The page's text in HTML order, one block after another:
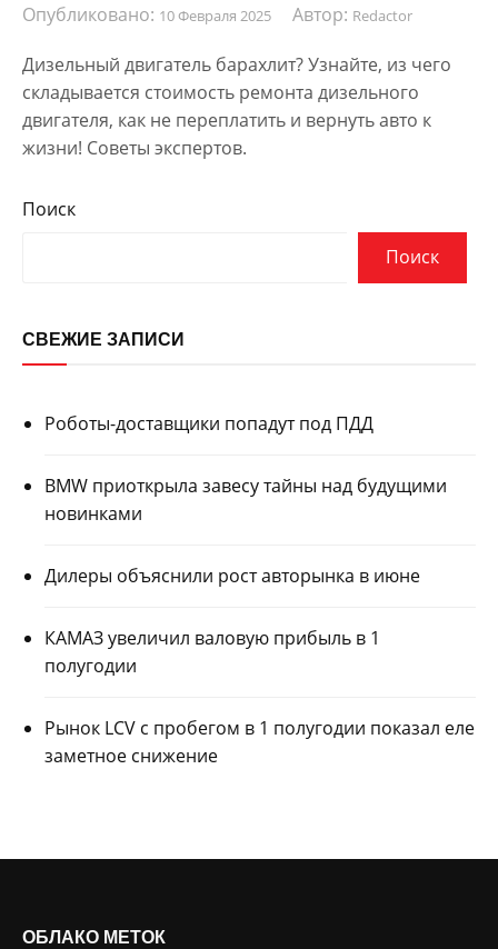
Опубликовано: 10 Февраля 2025 Автор: Redactor
Дизельный двигатель барахлит? Узнайте, из чего
складывается стоимость ремонта дизельного
двигателя, как не переплатить и вернуть авто к
жизни! Советы экспертов.
Поиск
Поиск
СВЕЖИЕ ЗАПИСИ
Роботы-доставщики попадут под ПДД
BMW приоткрыла завесу тайны над будущими
новинками
Дилеры объяснили рост авторынка в июне
КАМАЗ увеличил валовую прибыль в 1
полугодии
Рынок LCV с пробегом в 1 полугодии показал еле
заметное снижение
ОБЛАКО МЕТОК